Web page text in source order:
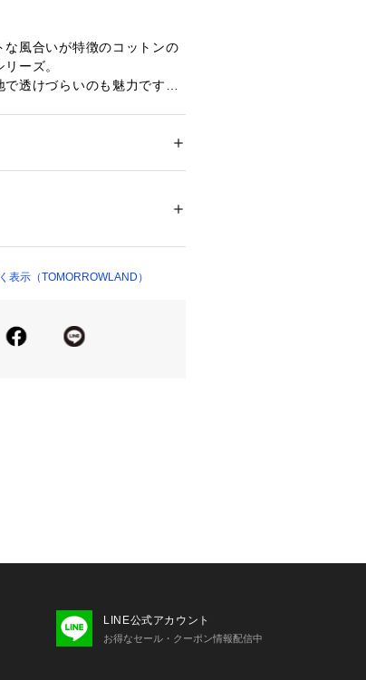
風合いが特徴のコットンの
ーズ。
透けづらいのも魅力です。
がら、裾にかけてすとんと
両サイドのスリットで軽や
、下記の商品番号をお申し付
ル乾燥不可、自然乾燥、アイロ
トクリーニング可
表示（TOMORROWLAND）
LINE公式アカウント
お得なセール・クーポン情報配信中